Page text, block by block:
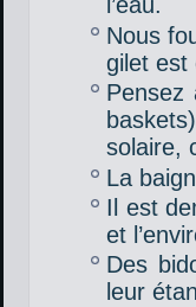
l’eau.
Nous
gilet est
Pensez
solaire,
La
Il est
et
Des
leur